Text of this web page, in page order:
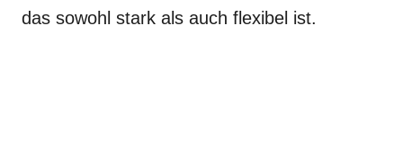
das sowohl stark als auch flexibel ist.